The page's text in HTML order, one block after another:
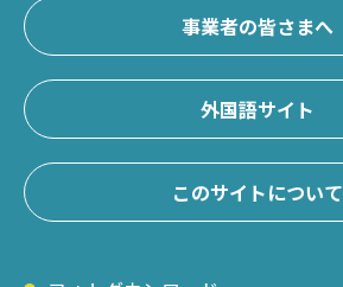
事業者の皆さまへ
外国語サイト
このサイトについて